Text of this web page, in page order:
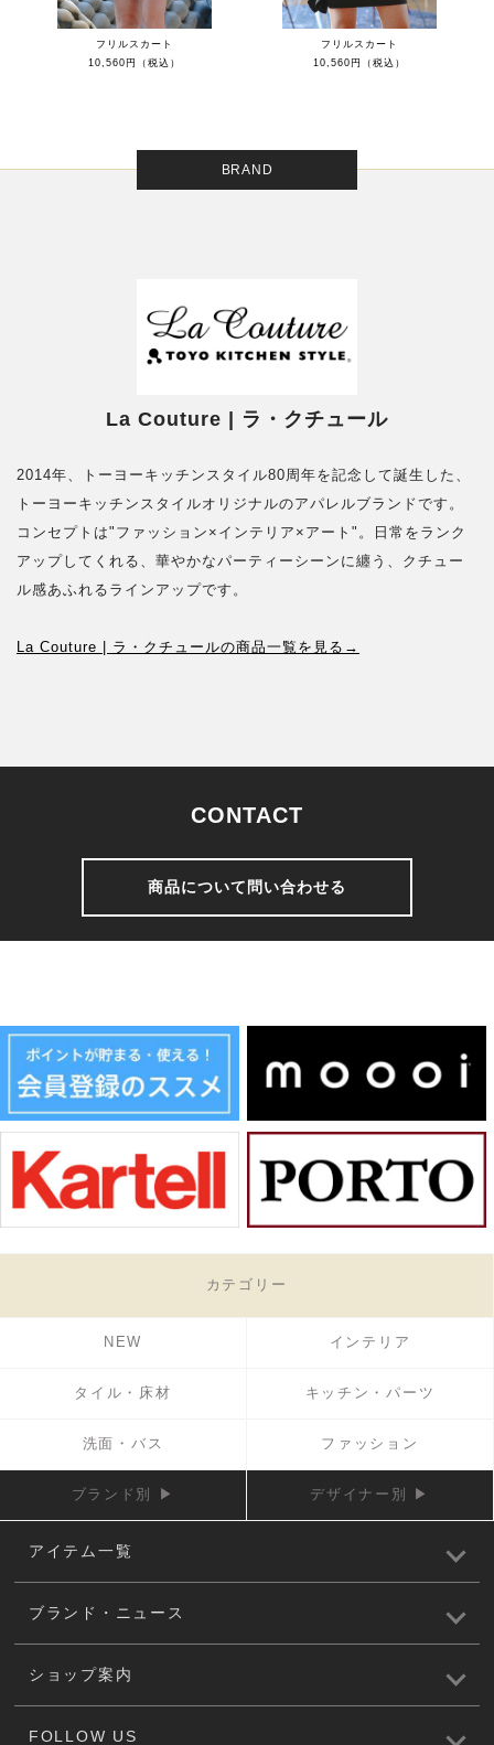
フリルスカート
10,560円（税込）
フリルスカート
10,560円（税込）
BRAND
La Couture | ラ・クチュール
2014年、トーヨーキッチンスタイル80周年を記念して誕生した、
トーヨーキッチンスタイルオリジナルのアパレルブランドです。
コンセプトは"ファッション×インテリア×アート"。日常をランク
アップしてくれる、華やかなパーティーシーンに纏う、クチュー
ル感あふれるラインアップです。
La Couture | ラ・クチュールの商品一覧を見る→
CONTACT
商品について問い合わせる
カテゴリー
NEW インテリア
タイル・床材 キッチン・パーツ
洗面・バス ファッション
ブランド別 ▶ デザイナー別 ▶
アイテム一覧
ブランド・ニュース
ショップ案内
FOLLOW US